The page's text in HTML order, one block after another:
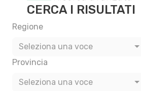
CERCA I RISULTATI
Regione
Seleziona una voce
Provincia
Seleziona una voce